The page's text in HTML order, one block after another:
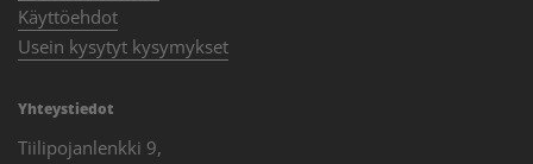
Käyttöehdot
Usein kysytyt kysymykset
Yhteystiedot
Tiilipojanlenkki 9,